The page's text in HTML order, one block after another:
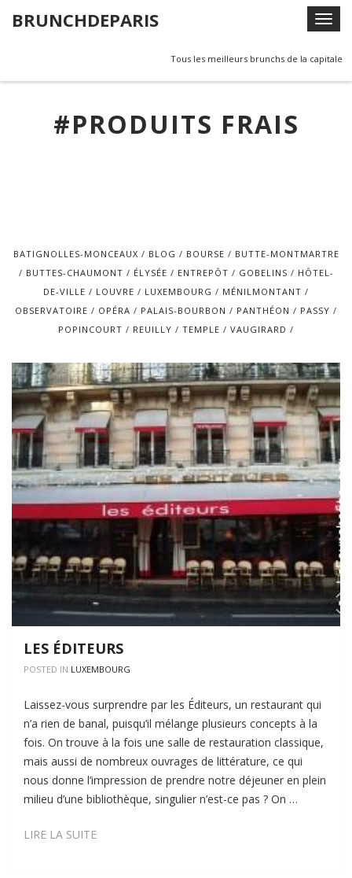
T
g
g
t
i
n
BRUNCHDEPARIS
Tous les meilleurs brunchs de la capitale
#PRODUITS FRAIS
BATIGNOLLES-MONCEAUX BLOG BOURSE
BUTTE-MONTMARTRE
BUTTES-CHAUMONT
ÉLYSÉE ENTREPÔT GOBELINS
HÔTEL-
DE-VILLE
LOUVRE LUXEMBOURG
MÉNILMONTANT
OBSERVATOIRE
OPÉRA PALAIS-BOURBON PANTHÉON
PASSY
POPINCOURT
REUILLY TEMPLE VAUGIRARD
LES ÉDITEURS
POSTED IN LUXEMBOURG
Laissez-vous surprendre par les Éditeurs, un restaurant qui
n’a rien de banal, puisqu’il mélange plusieurs concepts à la
fois. On trouve à la fois une salle de restauration classique,
mais aussi de nombreux ouvrages de littérature, ce qui
nous donne l’impression de prendre notre déjeuner en plein
milieu d’une bibliothèque, singulier n’est-ce pas ? On …
LIRE LA SUITELES